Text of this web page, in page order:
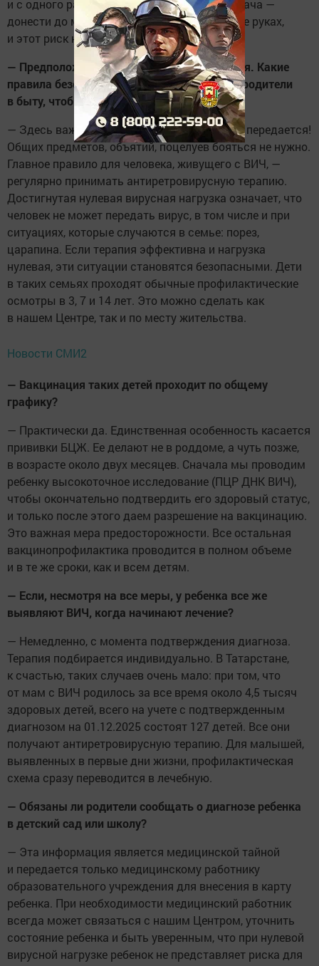
и с одного раза. Поэтому наша главная задача —
донести до мамы, что здоровье ребенка в ее руках,
и этот риск недопустим.
— Предположим, здоровый ребенок родился. Какие
правила безопасности должны соблюдать родители
в быту, чтобы обезопасить его?
— Здесь важно подчеркнуть: в быту ВИЧ не передается!
Общих предметов, объятий, поцелуев бояться не нужно.
Главное правило для человека, живущего с ВИЧ, —
регулярно принимать антиретровирусную терапию.
Достигнутая нулевая вирусная нагрузка означает, что
человек не может передать вирус, в том числе и при
ситуациях, которые случаются в семье: порез,
царапина. Если терапия эффективна и нагрузка
нулевая, эти ситуации становятся безопасными. Дети
в таких семьях проходят обычные профилактические
осмотры в 3, 7 и 14 лет. Это можно сделать как
в нашем Центре, так и по месту жительства.
Новости СМИ2
— Вакцинация таких детей проходит по общему
графику?
— Практически да. Единственная особенность касается
прививки БЦЖ. Ее делают не в роддоме, а чуть позже,
в возрасте около двух месяцев. Сначала мы проводим
ребенку высокоточное исследование (ПЦР ДНК ВИЧ),
чтобы окончательно подтвердить его здоровый статус,
и только после этого даем разрешение на вакцинацию.
Это важная мера предосторожности. Все остальная
вакцинопрофилактика проводится в полном объеме
и в те же сроки, как и всем детям.
— Если, несмотря на все меры, у ребенка все же
выявляют ВИЧ, когда начинают лечение?
— Немедленно, с момента подтверждения диагноза.
Терапия подбирается индивидуально. В Татарстане,
к счастью, таких случаев очень мало: при том, что
от мам с ВИЧ родилось за все время около 4,5 тысяч
здоровых детей, всего на учете с подтвержденным
диагнозом на 01.12.2025 состоят 127 детей. Все они
получают антиретровирусную терапию. Для малышей,
выявленных в первые дни жизни, профилактическая
схема сразу переводится в лечебную.
— Обязаны ли родители сообщать о диагнозе ребенка
в детский сад или школу?
— Эта информация является медицинской тайной
и передается только медицинскому работнику
образовательного учреждения для внесения в карту
ребенка. При необходимости медицинский работник
всегда может связаться с нашим Центром, уточнить
состояние ребенка и быть уверенным, что при нулевой
вирусной нагрузке ребенок не представляет риска для